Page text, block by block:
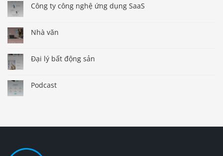
Công ty công nghệ ứng dụng SaaS
Nhà văn
Đại lý bất động sản
Podcast